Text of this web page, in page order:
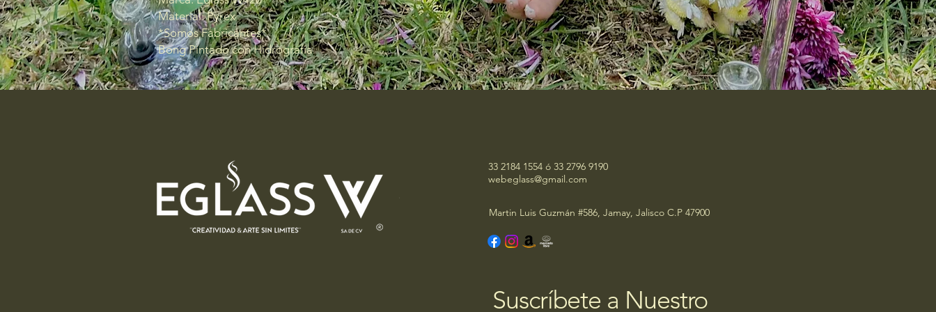
Material: Pyrex
*Somos Fabricantes*
Bong Pintado con Hidrografía
33 2184 1554 ó 33 2796 9190
webeglass@gmail.com
Martin Luis Guzmán #586, Jamay, Jalisco C.P 47900
Suscríbete a Nuestro